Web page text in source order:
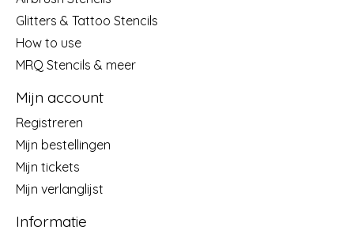
Glitters & Tattoo Stencils
How to use
MRQ Stencils & meer
Mijn account
Registreren
Mijn bestellingen
Mijn tickets
Mijn verlanglijst
Informatie